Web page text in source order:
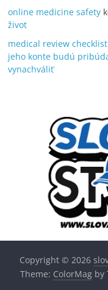
online medicine safety
život
medical review checklist
jeho konte budú
vynachváliť
Copyright © 2026
Theme: ColorMagby